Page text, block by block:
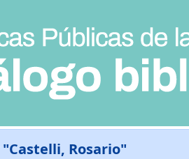
"Castelli, Rosario"